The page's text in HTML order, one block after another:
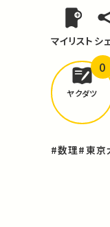
マイリスト シ
ヤクダツ
0
#数理#東京